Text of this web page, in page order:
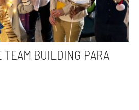
TEAM BUILDING PARA